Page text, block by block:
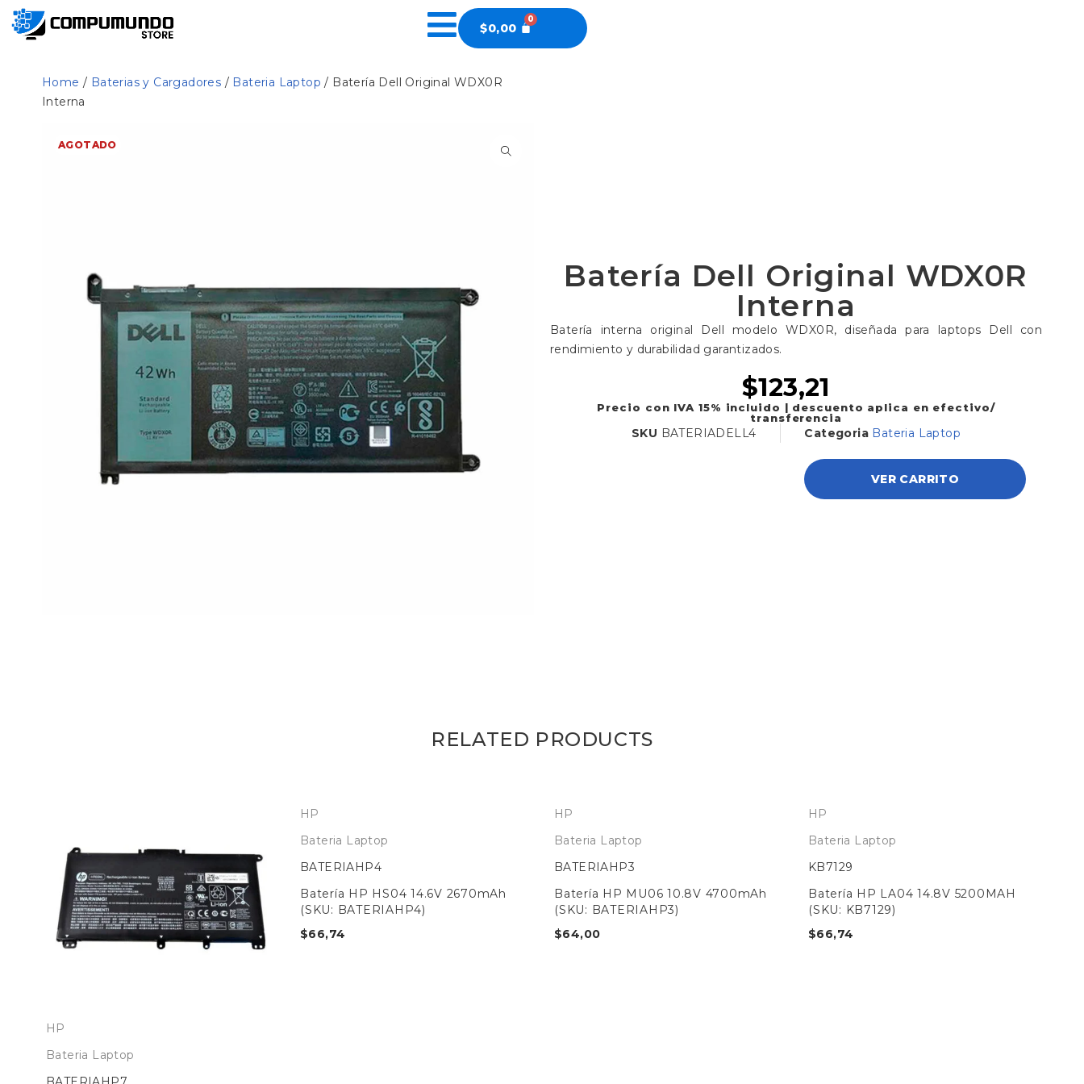
$0,00
Home / Baterias y Cargadores / Bateria Laptop / Batería Dell Original WDX0R
Interna
AGOTADO
Batería Dell Original WDX0R
Interna
Batería interna original Dell modelo WDX0R, diseñada para laptops Dell con
rendimiento y durabilidad garantizados.
$123,21
Precio con IVA 15% incluido | descuento aplica en efectivo/
transferencia
SKU BATERIADELL4 Categoria Bateria Laptop
VER CARRITO
RELATED PRODUCTS
HP
Bateria Laptop
HP
Bateria Laptop
BATERIAHP4
Batería HP HS04 14.6V 2670mAh
(SKU: BATERIAHP4)
$66,74
HP
Bateria Laptop
BATERIAHP3
Batería HP MU06 10.8V 4700mAh
(SKU: BATERIAHP3)
$64,00
HP
Bateria Laptop
KB7129
Batería HP LA04 14.8V 5200MAH
(SKU: KB7129)
$66,74